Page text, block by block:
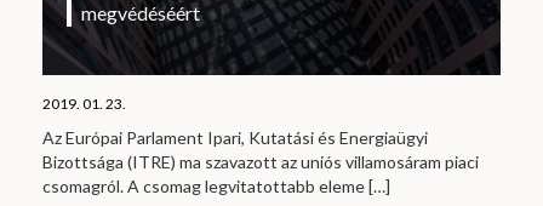
megvédéséért
2019. 01. 23.
Az Európai Parlament Ipari, Kutatási és Energiaügyi
Bizottsága (ITRE) ma szavazott az uniós villamosáram piaci
csomagról. A csomag legvitatottabb eleme[…]